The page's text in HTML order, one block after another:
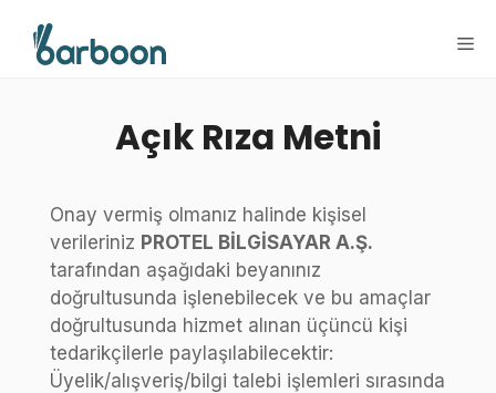
Açık Rıza Metni
Onay vermiş olmanız halinde kişisel
verileriniz PROTEL BİLGİSAYAR A.Ş.
tarafından aşağıdaki beyanınız
doğrultusunda işlenebilecek ve bu amaçlar
doğrultusunda hizmet alınan üçüncü kişi
tedarikçilerle paylaşılabilecektir:
Üyelik/alışveriş/bilgi talebi işlemleri sırasında